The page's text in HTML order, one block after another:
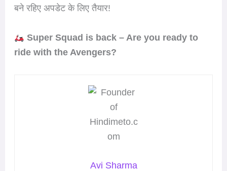
बने रहिए अपडेट के लिए तैयार!
Super Squad is back – Are you ready to
ride with the Avengers?
Avi Sharma